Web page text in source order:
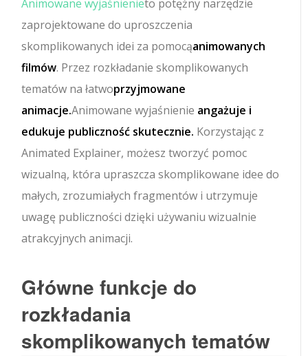
Animowane wyjaśnienieto potężny narzędzie
zaprojektowane do uproszczenia
skomplikowanych idei za pomocąanimowanych
filmów. Przez rozkładanie skomplikowanych
tematów na łatwoprzyjmowane
animacje.Animowane wyjaśnienie angażuje i
edukuje publiczność skutecznie. Korzystając z
Animated Explainer, możesz tworzyć pomoc
wizualną, która upraszcza skomplikowane idee do
małych, zrozumiałych fragmentów i utrzymuje
uwagę publiczności dzięki używaniu wizualnie
atrakcyjnych animacji.
Główne funkcje do
rozkładania
skomplikowanych tematów